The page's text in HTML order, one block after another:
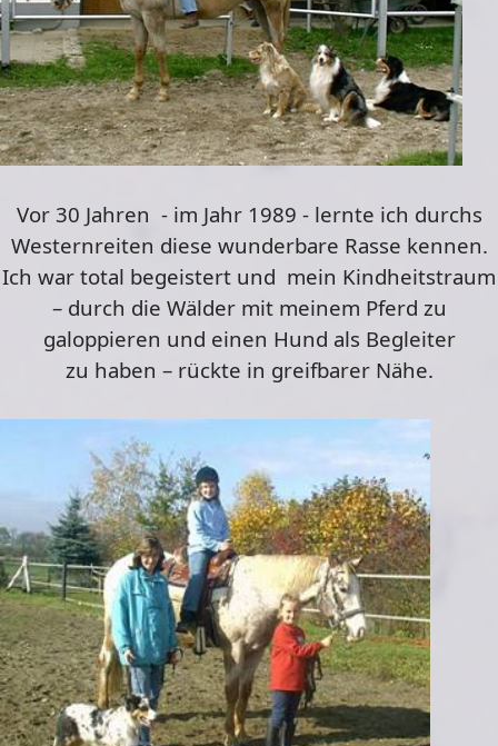
Vor 30 Jahren - im Jahr 1989 - lernte ich durchs
Westernreiten diese wunderbare Rasse kennen.
Ich war total begeistert und mein Kindheitstraum
– durch die Wälder mit meinem Pferd zu
galoppieren und einen Hund als Begleiter
zu haben – rückte in greifbarer Nähe.